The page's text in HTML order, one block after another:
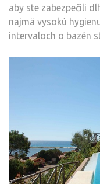
aby ste zabezpečili
najmä vysokú
intervaloch o bazén